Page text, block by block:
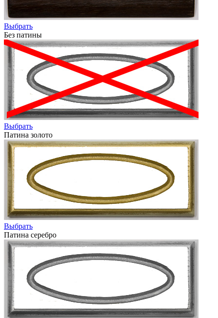
Выбрать
Без патины
Выбрать
Патина золото
Выбрать
Патина серебро